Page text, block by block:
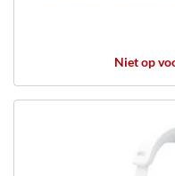
Niet op